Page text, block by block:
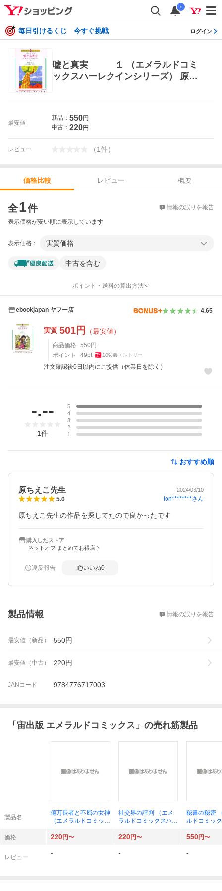
i
毎日引けるくじ 今すぐ挑戦 ログイン
嘘と真実 １ （エメラルドコミ
ックスハーレクインシリーズ） 原
最安値
新品： 550円
中古： 220円
レビュー （1件）
価格比較 レビュー
概要
全1件 情報の誤りを報告
表示価格が安い順に表示しています
表示価格： 実質価格
中古を含む
ポイント・送料の算出方法
ebookjapan ヤフー店 4.65
実質 501円 （最安値）
商品価格 550 円
ポイント
49pt 10%要エントリー
注文確認後0日以内にご提供（休業日を除く）
-.--
1件
5
4
3
2
1
おすすめ順
原ちえこ先生 2024/03/10
5.0 lon********さん
原ちえこ先生の作品を探してたので良かったです
購入したストア
ネットオフ まとめてお得店
違反報告 いいね0
製品情報 情報の誤りを報告
最安値（新品） 550円
最安値（中古） 220円
JANコード 9784776717003
「 宙出版 エメラルドコミックス 」の売れ筋製品
製品名
億万長者と不屈の女神
（エメラルドコミック
ス） 小越 なつえ
社交界の評判 （エメ
ラルドコミックスハー
原 ちえこ 画
秘書の秘密
ルドコミッ
城 和実 画
価格 220円〜 220円〜 550円〜
レビュー
- - -